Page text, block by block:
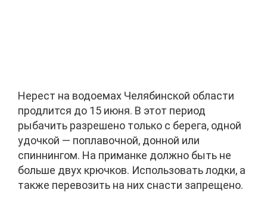
Нерест на водоемах Челябинской области
продлится до 15 июня. В этот период
рыбачить разрешено только с берега, одной
удочкой — поплавочной, донной или
спиннингом. На приманке должно быть не
больше двух крючков. Использовать лодки, а
также перевозить на них снасти запрещено.